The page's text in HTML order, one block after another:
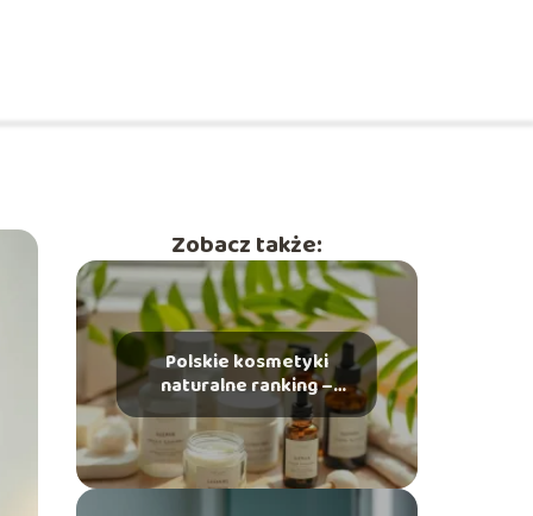
Zobacz także:
Polskie kosmetyki
naturalne ranking –
które marki są
najlepsze?